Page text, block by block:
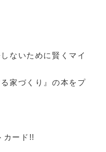
ないために賢くマイ
家づくり』の本をプ
カード!!